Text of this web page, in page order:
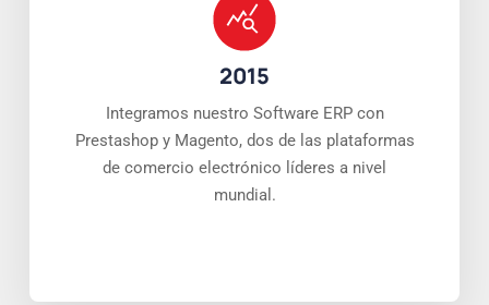
2015
Integramos nuestro Software ERP con
Prestashop y Magento, dos de las plataformas
de comercio electrónico líderes a nivel
mundial.